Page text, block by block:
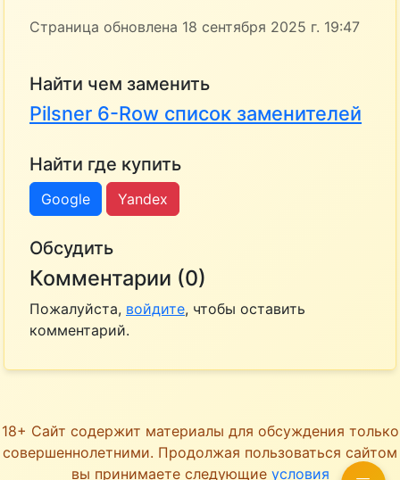
Страница обновлена 18 сентября 2025 г. 19:47
Найти чем заменить
Pilsner 6-Row список заменителей
Найти где купить
Google Yandex
Обсудить
Комментарии (0)
Пожалуйста, войдите, чтобы оставить
комментарий.
18+ Сайт содержит материалы для обсуждения только
совершеннолетними. Продолжая пользоваться сайтом
вы принимаете следующие условия